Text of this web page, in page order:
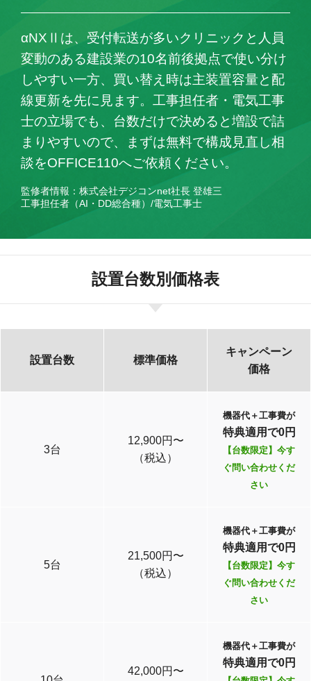
αNXⅡは、受付転送が多いクリニックと人員
変動のある建設業の10名前後拠点で使い分け
しやすい一方、買い替え時は主装置容量と配
線更新を先に見ます。工事担任者・電気工事
士の立場でも、台数だけで決めると増設で詰
まりやすいので、まずは無料で構成見直し相
談をOFFICE110へご依頼ください。
監修者情報：株式会社デジコンnet社長 登雄三
工事担任者（AI・DD総合種）/電気工事士
設置台数別価格表
設置台数 標準価格
キャンペーン
価格
3台
12,900円〜
（税込）
機器代＋工事費が
特典適用で0円
【台数限定】今す
ぐ問い合わせくだ
さい
5台
21,500円〜
（税込）
機器代＋工事費が
特典適用で0円
【台数限定】今す
ぐ問い合わせくだ
さい
42,000円〜
機器代＋工事費が
特典適用で0円